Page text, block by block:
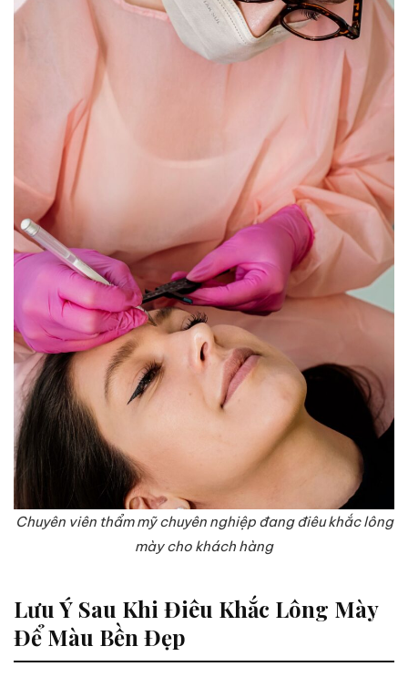
Chuyên viên thẩm mỹ chuyên nghiệp đang điêu khắc lông
mày cho khách hàng
Lưu Ý Sau Khi Điêu Khắc Lông Mày
Để Màu Bền Đẹp